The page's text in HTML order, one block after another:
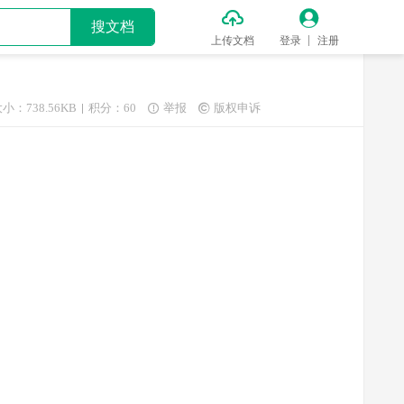
搜文档 
上传文档

登录 注册
小：738.56KB 积分：60  举报  版权申诉